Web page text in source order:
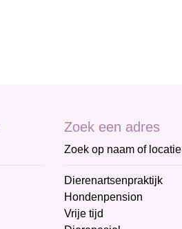
Zoek een adres
Zoek op naam of locatie
Dierenartsenpraktijk
Hondenpension
Vrije tijd